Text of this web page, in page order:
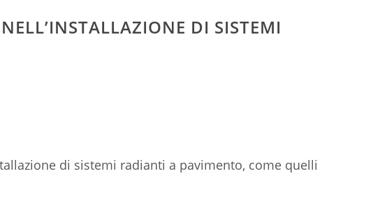
DI SISTEMI
di sistemi radianti a pavimento, come quelli